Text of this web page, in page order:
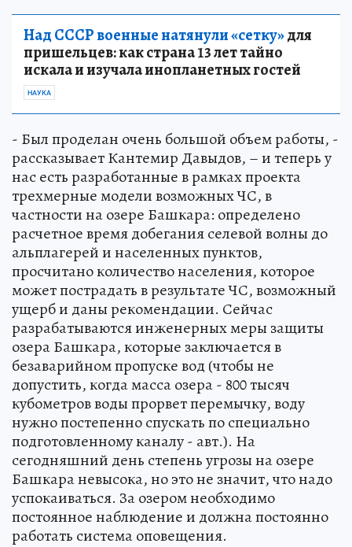
Над СССР военные натянули «сетку»для
пришельцев: как страна 13 лет тайно
искала и изучала инопланетных гостей
НАУКА
- Был проделан очень большой объем работы, -
рассказывает Кантемир Давыдов, – и теперь у
нас есть разработанные в рамках проекта
трехмерные модели возможных ЧС, в
частности на озере Башкара: определено
расчетное время добегания селевой волны до
альплагерей и населенных пунктов,
просчитано количество населения, которое
может пострадать в результате ЧС, возможный
ущерб и даны рекомендации. Сейчас
разрабатываются инженерных меры защиты
озера Башкара, которые заключается в
безаварийном пропуске вод (чтобы не
допустить, когда масса озера - 800 тысяч
кубометров воды прорвет перемычку, воду
нужно постепенно спускать по специально
подготовленному каналу - авт.). На
сегодняшний день степень угрозы на озере
Башкара невысока, но это не значит, что надо
успокаиваться. За озером необходимо
постоянное наблюдение и должна постоянно
работать система оповещения.